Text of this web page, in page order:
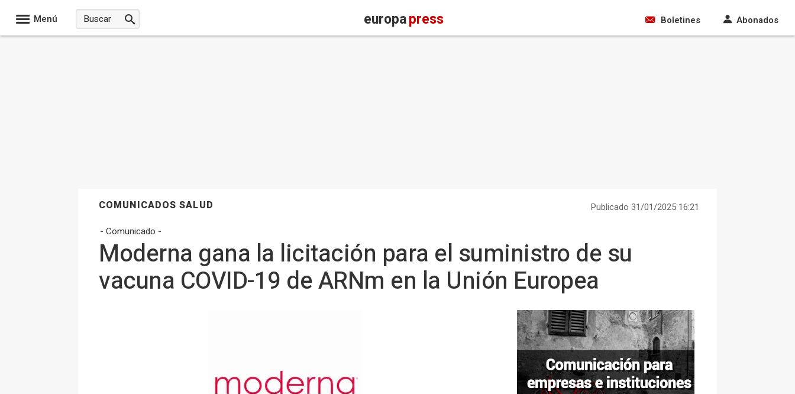
Menú europapress Boletines Abonados
COMUNICADOS SALUD
Publicado 31/01/2025 16:21
- Comunicado -
Moderna gana la licitación para el suministro de su
vacuna COVID-19 de ARNm en la Unión Europea